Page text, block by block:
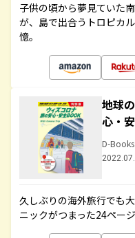
子供の頃から夢見ていた
が、島で出合うトロピカ
憶。
地球
心・
D-Books
久しぶりの海外旅行でも
ニックがつまった24ペー